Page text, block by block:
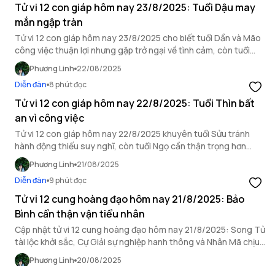
Tử vi 12 con giáp hôm nay 23/8/2025: Tuổi Dậu may
mắn ngập tràn
Tử vi 12 con giáp hôm nay 23/8/2025 cho biết tuổi Dần và Mão
công việc thuận lợi nhưng gặp trở ngại về tình cảm, còn tuổi
Dậu may mắn ngập tràn.
Phương Linh 22/08/2025
Diễn đàn 8 phút đọc
Tử vi 12 con giáp hôm nay 22/8/2025: Tuổi Thìn bất
an vì công việc
Tử vi 12 con giáp hôm nay 22/8/2025 khuyên tuổi Sửu tránh
hành động thiếu suy nghĩ, còn tuổi Ngọ cần thận trọng hơn
trong mối quan hệ xã giao.
Phương Linh 21/08/2025
Diễn đàn 9 phút đọc
Tử vi 12 cung hoàng đạo hôm nay 21/8/2025: Bảo
Bình cẩn thận vận tiểu nhân
Cập nhật tử vi 12 cung hoàng đạo hôm nay 21/8/2025: Song Tử
tài lộc khởi sắc, Cự Giải sự nghiệp hanh thông và Nhân Mã chịu
ảnh hưởng bởi hung vận.
Phương Linh 20/08/2025